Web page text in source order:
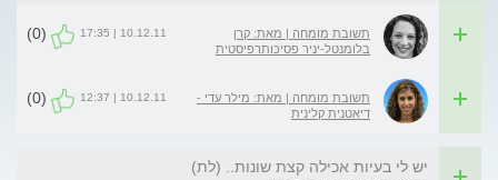
תשובת מומחה | מאת: קרן
בלומנטל-יניר פסיכותרפיסטית
10.12.11 | 17:35
(0)
תשובת מומחה | מאת: מילר עדי -
דיאטנית קלינית
10.12.11 | 12:37
(0)
יש לי בעיות אכילה קצת שונות.. (לת)